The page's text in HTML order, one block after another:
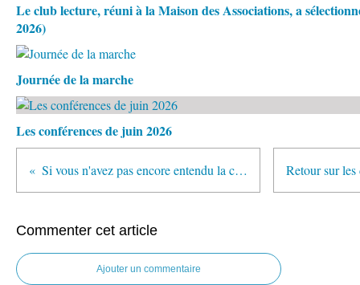
Le club lecture, réuni à la Maison des Associations, a
2026)
Journée de la marche
Les conférences de juin 2026
Si vous n'avez pas encore entendu la conférence sur Georges PRETRE...
Commenter cet article
Ajouter un commentaire